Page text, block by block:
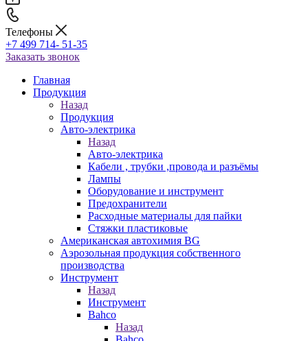
Телефоны
+7 499 714- 51-35
Заказать звонок
Главная
Продукция
Назад
Продукция
Авто-электрика
Назад
Авто-электрика
Кабели , трубки ,провода и разъёмы
Лампы
Оборудование и инструмент
Предохранители
Расходные материалы для пайки
Стяжки пластиковые
Американская автохимия BG
Аэрозольная продукция собственного
производства
Инструмент
Назад
Инструмент
Bahco
Назад